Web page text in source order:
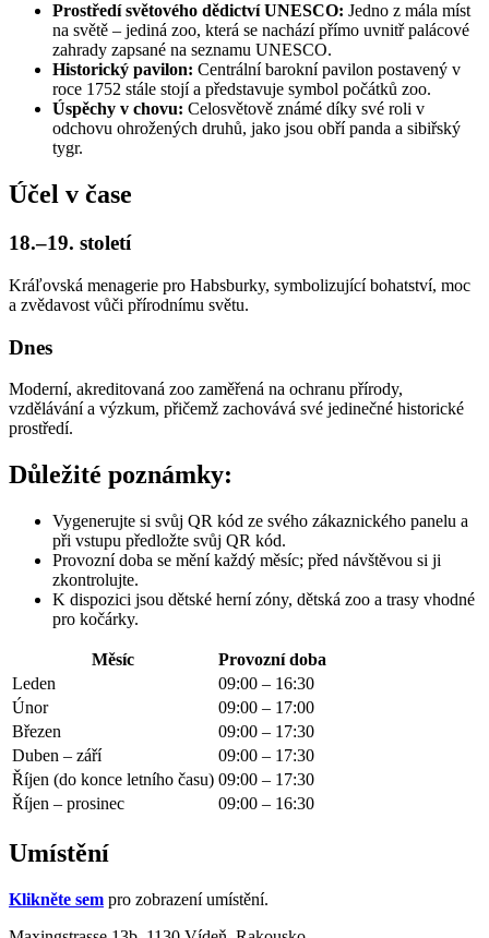
Prostředí světového dědictví UNESCO: Jedno z mála míst
na světě – jediná zoo, která se nachází přímo uvnitř palácové
zahrady zapsané na seznamu UNESCO.
Historický pavilon: Centrální barokní pavilon postavený v
roce 1752 stále stojí a představuje symbol počátků zoo.
Úspěchy v chovu: Celosvětově známé díky své roli v
odchovu ohrožených druhů, jako jsou obří panda a sibiřský
tygr.
Účel v čase
18.–19. století
Kráľovská menagerie pro Habsburky, symbolizující bohatství, moc
a zvědavost vůči přírodnímu světu.
Dnes
Moderní, akreditovaná zoo zaměřená na ochranu přírody,
vzdělávání a výzkum, přičemž zachovává své jedinečné historické
prostředí.
Důležité poznámky:
Vygenerujte si svůj QR kód ze svého zákaznického panelu a
při vstupu předložte svůj QR kód.
Provozní doba se mění každý měsíc; před návštěvou si ji
zkontrolujte.
K dispozici jsou dětské herní zóny, dětská zoo a trasy vhodné
pro kočárky.
Měsíc
Provozní doba
Leden
09:00 – 16:30
Únor
09:00 – 17:00
Březen
09:00 – 17:30
Duben – září
09:00 – 17:30
Říjen (do konce letního času) 09:00 – 17:30
Říjen – prosinec
09:00 – 16:30
Umístění
Klikněte sem pro zobrazení umístění.